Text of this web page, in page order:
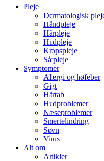
Pleje
Dermatologisk
Håndpleje
Hårpleje
Hudpleje
Kropspleje
Sårpleje
Symptomer
Allergi og høfeber
Gigt
Hårtab
Hudproblemer
Næseproblemer
Smertelindring
Søvn
Virus
Alt om
Artikler